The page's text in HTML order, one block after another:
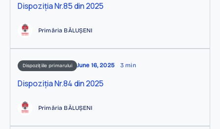
Dispoziția Nr.85 din 2025
Primăria BĂLUȘENI
Dispozițiile primarului June 16, 2025 3 min
Dispoziția Nr.84 din 2025
Primăria BĂLUȘENI